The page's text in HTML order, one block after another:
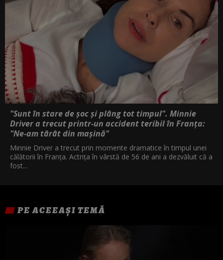
"Sunt în stare de șoc și plâng tot timpul". Minnie
Driver a trecut printr-un accident teribil în Franța:
"Ne-am târât din mașină"
Minnie Driver a trecut prin momente dramatice în timpul unei
călătorii în Franța. Actrița în vârstă de 56 de ani a dezvăluit că a
fost...
PE ACEEAȘI TEMĂ